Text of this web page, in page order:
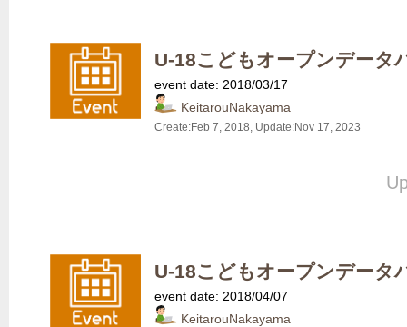
U-18こどもオープンデータ
event date: 2018/03/17
KeitarouNakayama
Create:Feb 7, 2018, Update:Nov 17, 2023
U-18こどもオープンデータ
event date: 2018/04/07
KeitarouNakayama